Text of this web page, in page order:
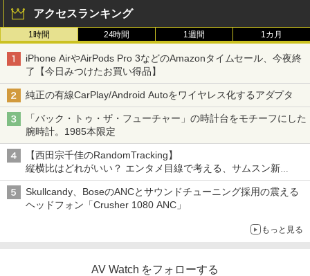
アクセスランキング
1時間 24時間 1週間 1カ月
iPhone AirやAirPods Pro 3などのAmazonタイムセール、今夜終
了【今日みつけたお買い得品】
純正の有線CarPlay/Android Autoをワイヤレス化するアダプタ
「バック・トゥ・ザ・フューチャー」の時計台をモチーフにした
腕時計。1985本限定
【西田宗千佳のRandomTracking】
縦横比はどれがいい？ エンタメ目線で考える、サムスン新
「Galaxy Z Fold」
Skullcandy、BoseのANCとサウンドチューニング採用の震える
ヘッドフォン「Crusher 1080 ANC」
もっと見る
AV Watch をフォローする